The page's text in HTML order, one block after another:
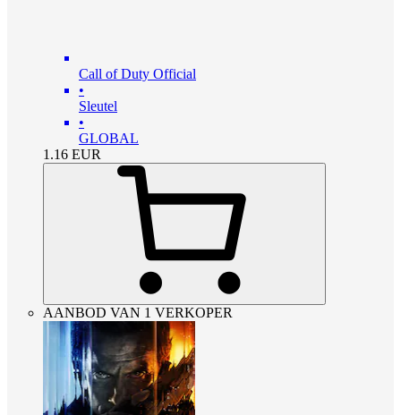
Call of Duty Official
•
Sleutel
•
GLOBAL
1.16 EUR
AANBOD VAN 1 VERKOPER